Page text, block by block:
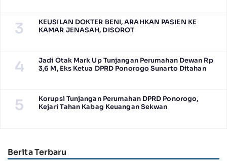
3
KEUSILAN DOKTER BENI, ARAHKAN PASIEN KE
KAMAR JENASAH, DISOROT
4
Jadi Otak Mark Up Tunjangan Perumahan Dewan Rp
3,6 M, Eks Ketua DPRD Ponorogo Sunarto Ditahan
5
Korupsi Tunjangan Perumahan DPRD Ponorogo,
Kejari Tahan Kabag Keuangan Sekwan
Berita Terbaru